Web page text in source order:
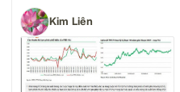
Kim Liên